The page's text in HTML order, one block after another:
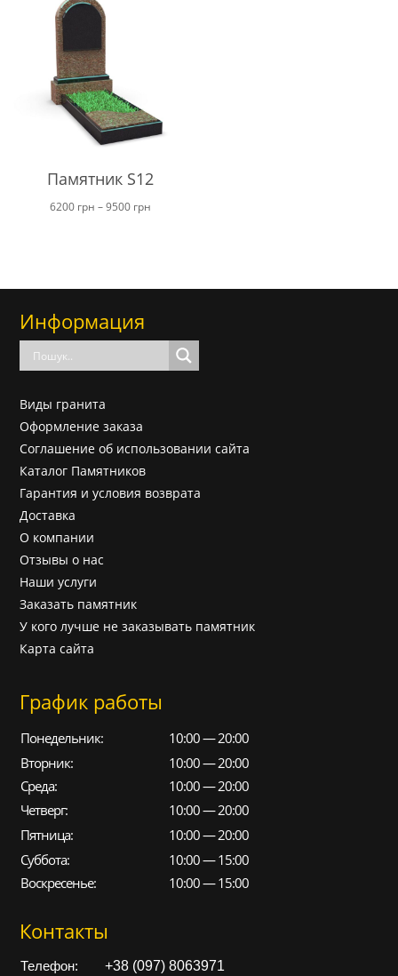
Памятник S12
6200 грн –9500 грн
Информация
Виды гранита
Оформление заказа
Соглашение об использовании сайта
Каталог Памятников
Гарантия и условия возврата
Доставка
О компании
Отзывы о нас
Наши услуги
Заказать памятник
У кого лучше не заказывать памятник
Карта сайта
График работы
Понедельник:
10:00 — 20:00
Вторник:
10:00 — 20:00
Среда:
10:00 — 20:00
Четверг:
10:00 — 20:00
Пятница:
10:00 — 20:00
Суббота:
10:00 — 15:00
Воскресенье:
10:00 — 15:00
Контакты
Телефон: +38 (097) 8063971